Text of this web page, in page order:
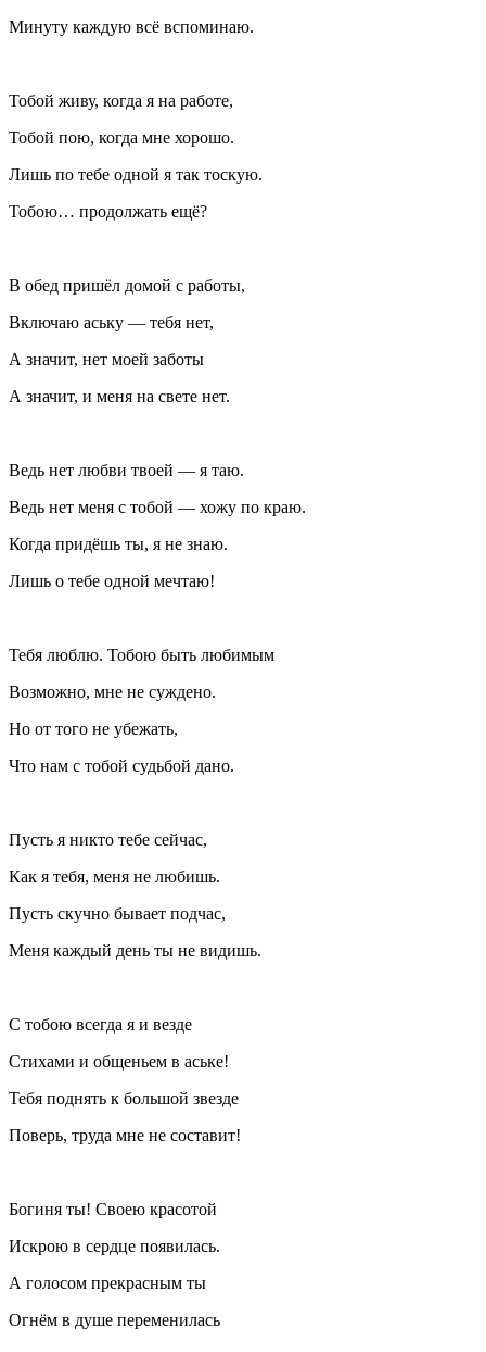
Минуту каждую всё вспоминаю.
Тобой живу, когда я на работе,
Тобой пою, когда мне хорошо.
Лишь по тебе одной я так тоскую.
Тобою… продолжать ещё?
В обед пришёл домой с работы,
Включаю аську — тебя нет,
А значит, нет моей заботы
А значит, и меня на свете нет.
Ведь нет любви твоей — я таю.
Ведь нет меня с тобой — хожу по краю.
Когда придёшь ты, я не знаю.
Лишь о тебе одной мечтаю!
Тебя люблю. Тобою быть любимым
Возможно, мне не суждено.
Но от того не убежать,
Что нам с тобой судьбой дано.
Пусть я никто тебе сейчас,
Как я тебя, меня не любишь.
Пусть скучно бывает подчас,
Меня каждый день ты не видишь.
С тобою всегда я и везде
Стихами и общеньем в аське!
Тебя поднять к большой звезде
Поверь, труда мне не составит!
Богиня ты! Своею красотой
Искрою в сердце появилась.
А голосом прекрасным ты
Огнём в душе переменилась